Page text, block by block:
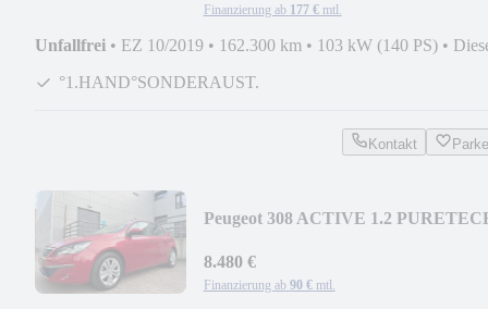
Finanzierung ab 177 € mtl.
Unfallfrei • EZ 10/2019 • 162.300 km • 103 kW (140 PS) •
°1.HAND°SONDERAUST.
Kontakt
Peugeot 308 ACTIVE 1.2
8.480 €
Finanzierung ab 90 € mtl.